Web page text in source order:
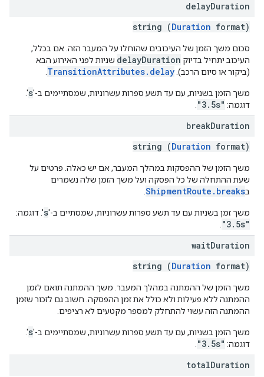
delayDuration
string (Duration format)
סכום משך הזמן של העיכובים שהוחלו על המעבר הזה. אם בכלל,
העיכוב יתחיל בדיוק delayDuration שניות לפני האירוע הבא
(ביקור או סיום הרכב). TransitionAttributes.delay
משך הזמן בשניות, עם עד תשע ספרות עשרוניות, שמסתיימים ב-'s
'.
דוגמה: "3.5s"
breakDuration
string (Duration format)
משך הזמן של ההפסקות במהלך המעבר, אם יש כאלה. פרטים על
שעת ההתחלה של כל הפסקה ועל משך הזמן שלה נשמרים
בShipmentRoute.breaks
משך זמן בשניות עם עד תשע ספרות עשרוניות, שמסתיים ב-'s'. דוגמה:
"3.5s"
waitDuration
string (Duration format)
משך הזמן של ההמתנה במהלך המעבר. משך ההמתנה תואם לזמן
ההמתנה ללא פעילות ולא כולל את זמן ההפסקה. חשוב גם לזכור שזמן
ההמתנה הזה עשוי להתחלק למספר מקטעים לא רציפים.
משך הזמן בשניות, עם עד תשע ספרות עשרוניות, שמסתיימים ב-'s
'.
דוגמה: "3.5s"
totalDuration